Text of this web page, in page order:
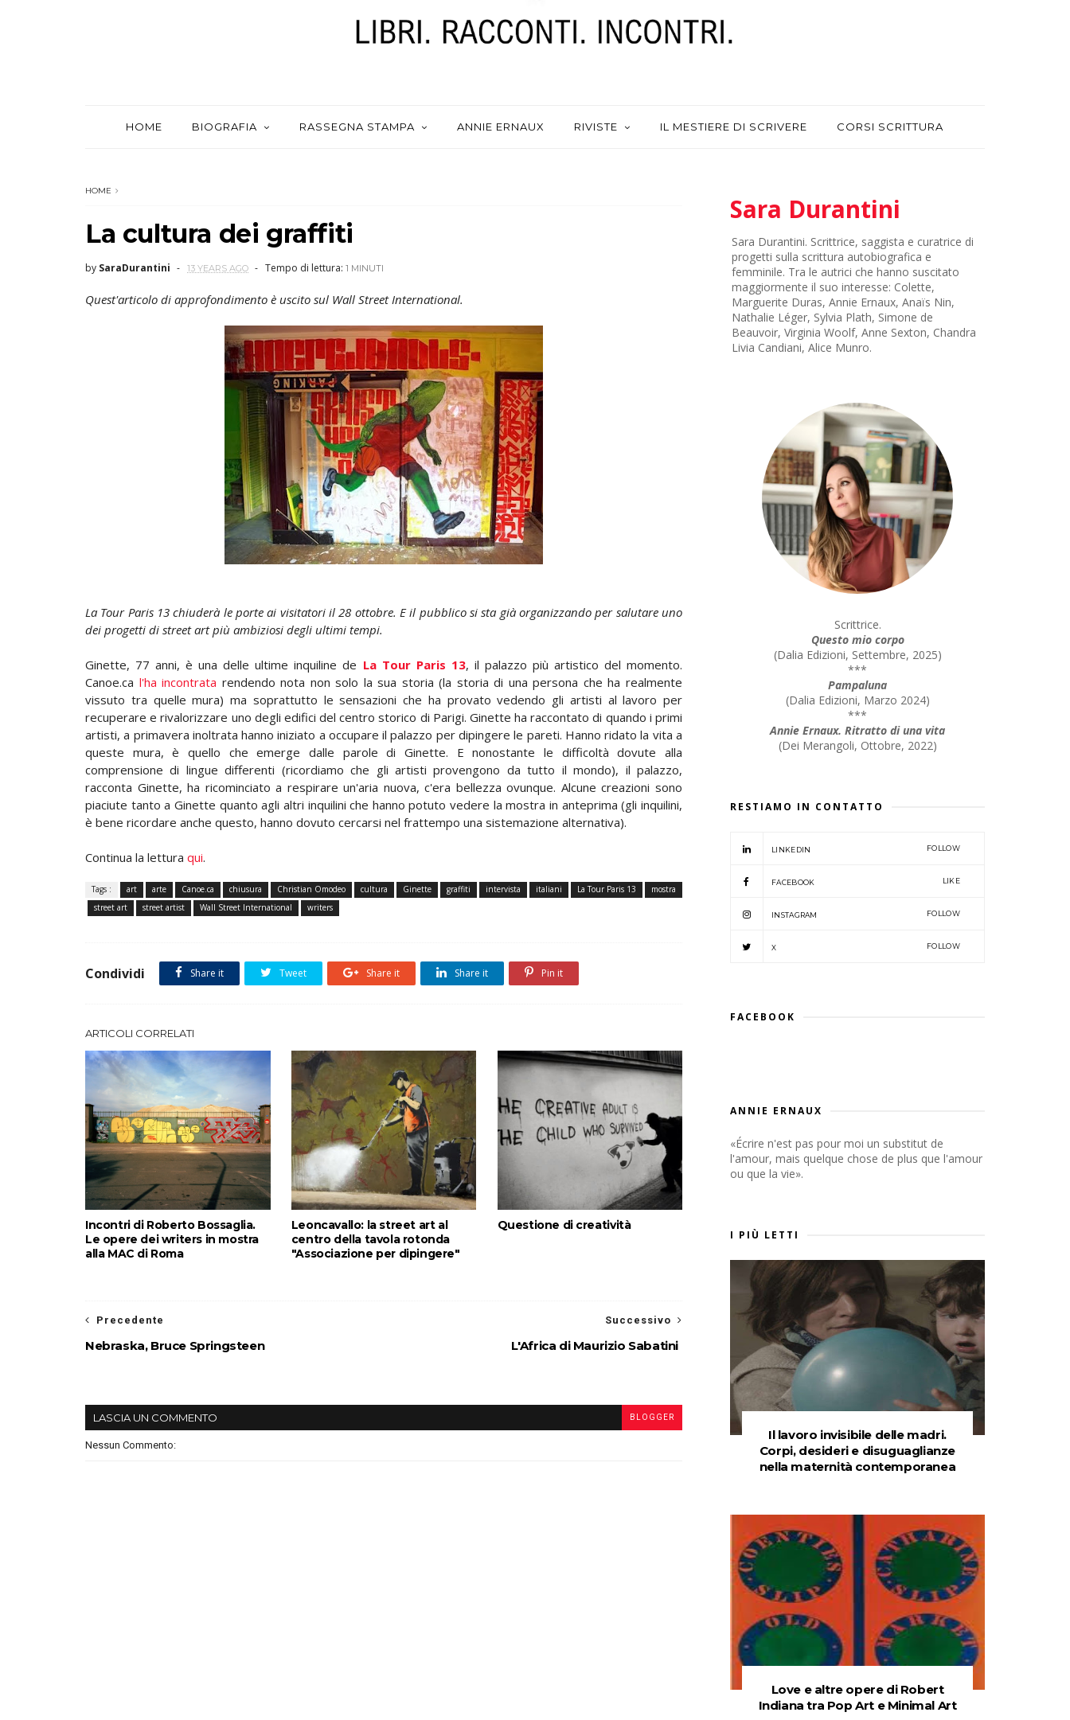
HOME BIOGRAFIA RASSEGNA STAMPA ANNIE ERNAUX RIVISTE IL MESTIERE DI SCRIVERE CORSI SCRITTURA
HOME
La cultura dei graffiti
by SaraDurantini 13 YEARS AGO Tempo di lettura: 1 MINUTI
Quest'articolo di approfondimento è uscito sul Wall Street International.
La Tour Paris 13 chiuderà le porte ai visitatori il 28 ottobre. E il pubblico si sta già organizzando per salutare uno
dei progetti di street art più ambiziosi degli ultimi tempi.
Ginette, 77 anni, è una delle ultime inquiline de La Tour Paris 13, il palazzo più artistico del momento.
Canoe.ca l'ha incontrata rendendo nota non solo la sua storia (la storia di una persona che ha realmente
vissuto tra quelle mura) ma soprattutto le sensazioni che ha provato vedendo gli artisti al lavoro per
recuperare e rivalorizzare uno degli edifici del centro storico di Parigi. Ginette ha raccontato di quando i primi
artisti, a primavera inoltrata hanno iniziato a occupare il palazzo per dipingere le pareti. Hanno ridato la vita a
queste mura, è quello che emerge dalle parole di Ginette. E nonostante le difficoltà dovute alla
comprensione di lingue differenti (ricordiamo che gli artisti provengono da tutto il mondo), il palazzo,
racconta Ginette, ha ricominciato a respirare un'aria nuova, c'era bellezza ovunque. Alcune creazioni sono
piaciute tanto a Ginette quanto agli altri inquilini che hanno potuto vedere la mostra in anteprima (gli inquilini,
è bene ricordare anche questo, hanno dovuto cercarsi nel frattempo una sistemazione alternativa).
Continua la lettura qui.
Tags : art arte Canoe.ca chiusura Christian Omodeo cultura Ginette graffiti intervista italiani La Tour Paris 13
mostra
street art
street artist Wall Street International writers
Condividi Share it Tweet Share it Share it Pin it
ARTICOLI CORRELATI
Incontri di Roberto Bossaglia.
Le opere dei writers in mostra
alla MAC di Roma
Leoncavallo: la street art al
centro della tavola rotonda
"Associazione per dipingere"
Questione di creatività
Successivo
L'Africa di Maurizio Sabatini
Precedente
Nebraska, Bruce Springsteen
LASCIA UN COMMENTO BLOGGER
Nessun Commento:
Sara Durantini
Sara Durantini. Scrittrice, saggista e curatrice di
progetti sulla scrittura autobiografica e
femminile. Tra le autrici che hanno suscitato
maggiormente il suo interesse: Colette,
Marguerite Duras, Annie Ernaux, Anaïs Nin,
Nathalie Léger, Sylvia Plath, Simone de
Beauvoir, Virginia Woolf, Anne Sexton, Chandra
Livia Candiani, Alice Munro.
Scrittrice.
Questo mio corpo
(Dalia Edizioni, Settembre, 2025)
***
Pampaluna
(Dalia Edizioni, Marzo 2024)
***
Annie Ernaux. Ritratto di una vita
(Dei Merangoli, Ottobre, 2022)
RESTIAMO IN CONTATTO
LINKEDIN FOLLOW
FACEBOOK LIKE
INSTAGRAM FOLLOW
X FOLLOW
FACEBOOK
ANNIE ERNAUX
«Écrire n'est pas pour moi un substitut de
l'amour, mais quelque chose de plus que l'amour
ou que la vie».
I PIÙ LETTI
Il lavoro invisibile delle madri.
Corpi, desideri e disuguaglianze
nella maternità contemporanea
Love e altre opere di Robert
Indiana tra Pop Art e Minimal Art